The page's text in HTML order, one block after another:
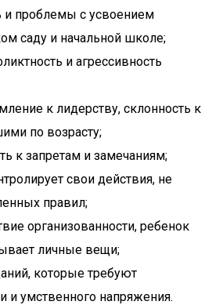
и проблемы с усвоением
саду и начальной школе;
и агрессивность
к лидерству, склонность к
по возрасту;
к запретам и замечаниям;
свои действия, не
правил;
организованности, ребенок
личные вещи;
которые требуют
и умственного напряжения.